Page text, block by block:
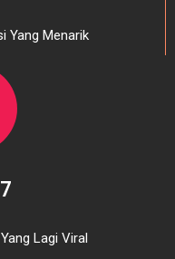
Yang Menarik
Lagi Viral